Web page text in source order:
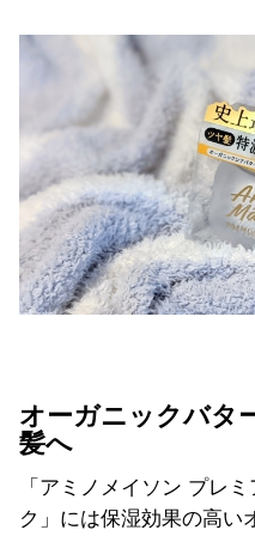
オーガニックバタ
髪へ
「アミノメイソン プレ
ク」には保湿効果の高い